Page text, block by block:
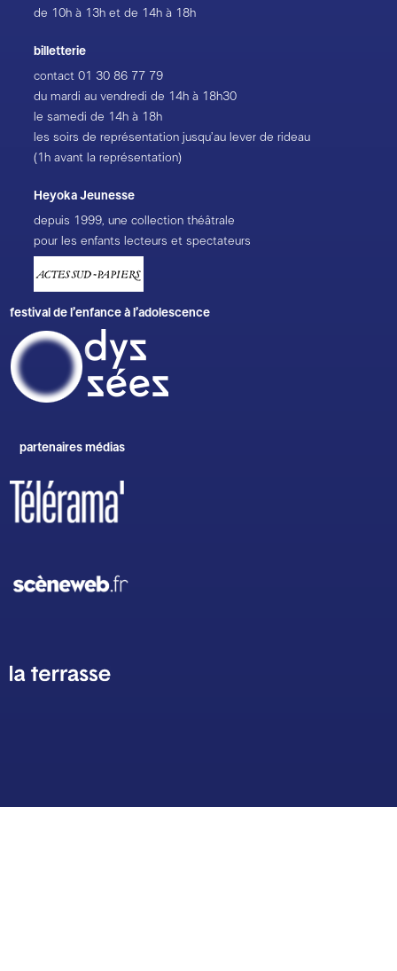
de 10h à 13h et de 14h à 18h
billetterie
contact01 30 86 77 79
du mardi au vendredi de 14h à 18h30
le samedi de 14h à 18h
les soirs de représentation jusqu’au lever de rideau
(1h avant la représentation)
Heyoka Jeunesse
depuis 1999, une collection théâtrale
pour les enfants lecteurs et spectateurs
festival de l’enfance à l’adolescence
partenaires médias